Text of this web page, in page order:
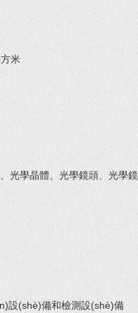
米
晶體、光學鏡頭、光學鏡
設(shè)備和檢測設(shè)備